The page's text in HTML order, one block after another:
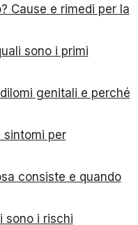
Cause e rimedi per la
sono i primi
genitali e perché
sintomi per
consiste e quando
sono i rischi